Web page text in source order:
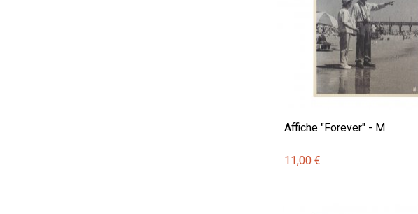
Affiche "Forever" - M
11,00 €